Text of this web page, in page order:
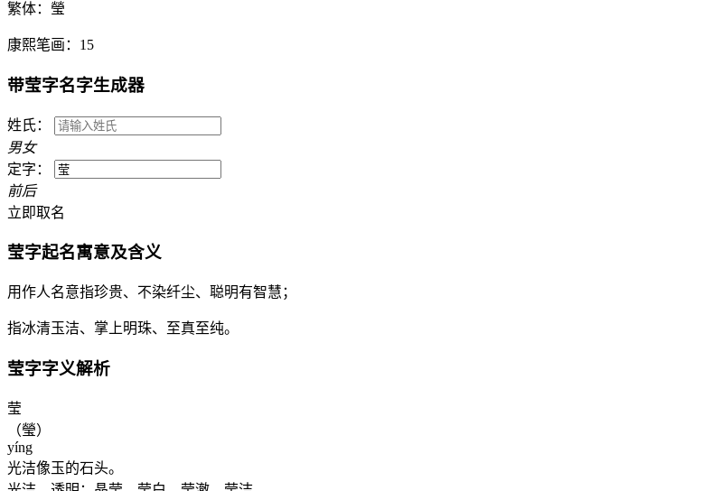
繁体： 瑩
康熙笔画： 15
带莹字名字生成器
姓氏：
男女
定字：
前后
立即取名
莹字起名寓意及含义
用作人名意指珍贵、不染纤尘、聪明有智慧；
指冰清玉洁、掌上明珠、至真至纯。
莹字字义解析
莹
（瑩）
yíng
光洁像玉的石头。